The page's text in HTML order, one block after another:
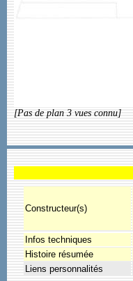
[Pas de plan 3 vues connu]
Constructeur(s)
Infos techniques
Histoire résumée
Liens personnalités